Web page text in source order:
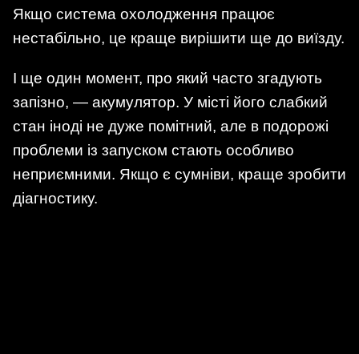
Якщо система охолодження працює
нестабільно, це краще вирішити ще до виїзду.
І ще один момент, про який часто згадують
запізно, — акумулятор. У місті його слабкий
стан іноді не дуже помітний, але в подорожі
проблеми із запуском стають особливо
неприємними. Якщо є сумніви, краще зробити
діагностику.